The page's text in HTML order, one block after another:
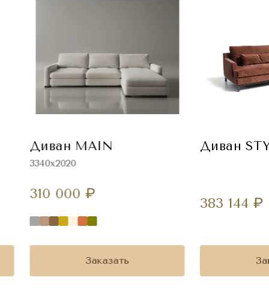
Диван MAIN
3340х2020
310 000 ₽
Заказать
Диван
383 144 ₽